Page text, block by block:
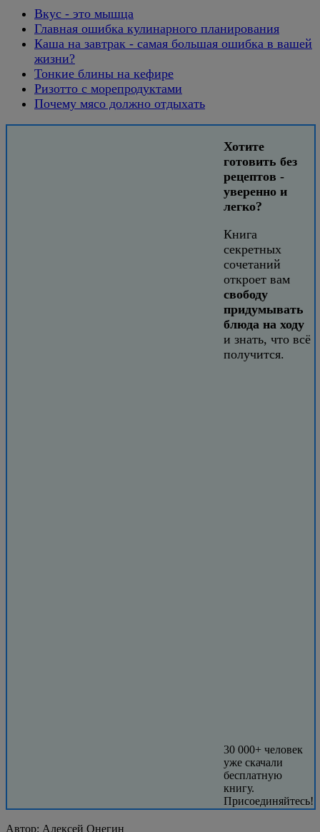
Вкус - это мышца
Главная ошибка кулинарного планирования
Каша на завтрак - самая большая ошибка в вашей
жизни?
Тонкие блины на кефире
Ризотто с морепродуктами
Почему мясо должно отдыхать
Хотите
готовить без
рецептов -
уверенно и
легко?
Книга
секретных
сочетаний
откроет вам
свободу
придумывать
блюда на ходу
и знать, что всё
получится.
30 000+ человек
уже скачали
бесплатную
книгу.
Присоединяйтесь!
Автор: Алексей Онегин